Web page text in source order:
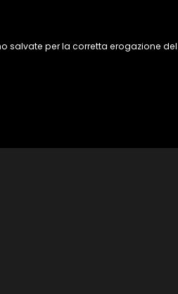
salvate per la corretta erogazione del